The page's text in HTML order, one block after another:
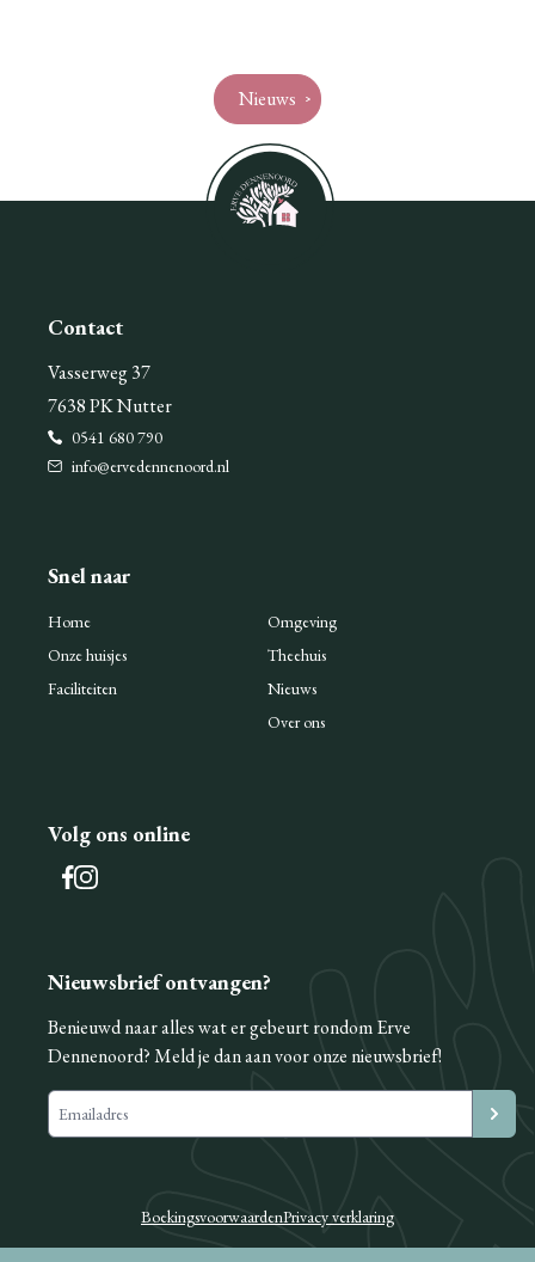
Nieuws
Contact
Vasserweg 37
7638 PK Nutter
0541 680 790
info@ervedennenoord.nl
Snel naar
Home
Onze huisjes
Faciliteiten
Omgeving
Theehuis
Nieuws
Over ons
Volg ons online
Nieuwsbrief ontvangen?
Benieuwd naar alles wat er gebeurt rondom Erve
Dennenoord? Meld je dan aan voor onze nieuwsbrief!
BoekingsvoorwaardenPrivacy verklaring